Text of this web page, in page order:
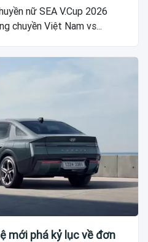
nữ SEA V.Cup 2026
chuyền Việt Nam vs...
mới phá kỷ lục về đơn